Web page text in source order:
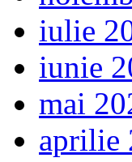
iulie
iunie
mai
aprilie